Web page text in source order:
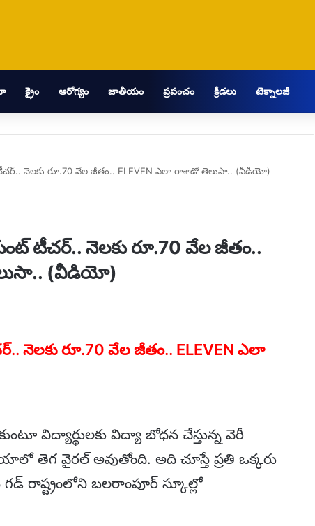
క్రైం ఆరోగ్యం జాతీయం ప్రపంచం క్రీడలు టెక్నాలజీ
నెలకు రూ.70 వేల జీతం.. ELEVEN ఎలా రాశాడో తెలుసా.. (వీడియో)
టీచర్.. నెలకు రూ.70 వేల జీతం..
(వీడియో)
నెలకు రూ.70 వేల జీతం.. ELEVEN ఎలా
విద్యార్థులకు విద్యా బోధన చేస్తున్న వెరీ
తెగ వైరల్ అవుతోంది. అది చూస్తే ప్రతి ఒక్కరు
రాష్ట్రంలోని బలరాంపూర్ స్కూల్లో